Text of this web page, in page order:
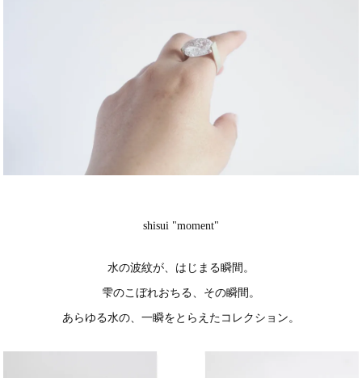
shisui "moment"
水の波紋が、はじまる瞬間。
雫のこぼれおちる、その瞬間。
あらゆる水の、一瞬をとらえたコレクション。